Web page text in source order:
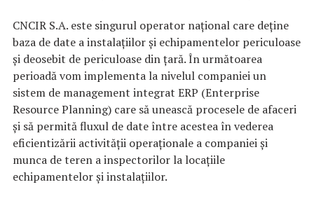
CNCIR S.A. este singurul operator național care deține
baza de date a instalațiilor și echipamentelor periculoase
și deosebit de periculoase din țară. În următoarea
perioadă vom implementa la nivelul companiei un
sistem de management integrat ERP (Enterprise
Resource Planning) care să unească procesele de afaceri
și să permită fluxul de date între acestea în vederea
eficientizării activității operaționale a companiei și
munca de teren a inspectorilor la locațiile
echipamentelor și instalațiilor.